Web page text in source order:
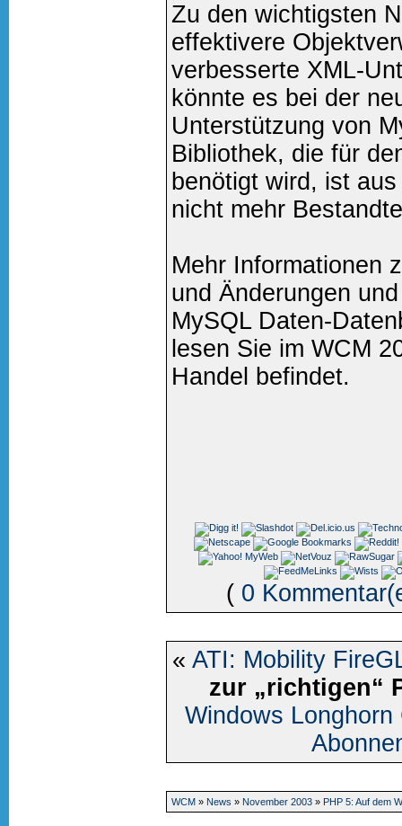
Zu den wichtigsten
effektivere
verbesserte XML-
könnte es bei der
Unterstützung von
Bibliothek, die für
benötigt wird, ist
nicht mehr
Mehr Informationen
und Änderungen
MySQL Daten-
lesen Sie im WCM
Handel befindet.
( 0
« ATI: Mobility
zur „richtigen“
Windows
WCM » News » November 2003» PHP 5: Auf dem